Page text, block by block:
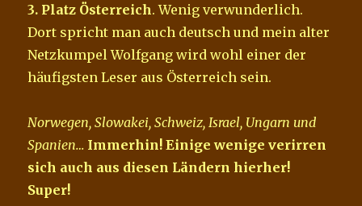
3. Platz Österreich. Wenig verwunderlich.
Dort spricht man auch deutsch und mein alter
Netzkumpel Wolfgang wird wohl einer der
häufigsten Leser aus Österreich sein.
Norwegen, Slowakei, Schweiz, Israel, Ungarn und
Spanien… Immerhin! Einige wenige verirren
sich auch aus diesen Ländern hierher!
Super!